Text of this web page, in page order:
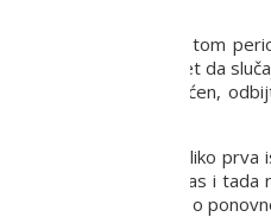
h. Molimo Vas da u tom
pregledate paket da
možda oštećen,
kuriru adresnicu.
praksa je da Vas, ukoliko
dostavu. Ukoliko Vas i
i dogovoriti se o